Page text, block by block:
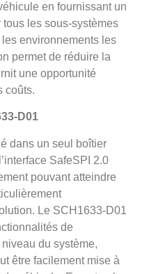
en fournissant un
les sous-systèmes
environnements les
permet de réduire la
une opportunité
coûts.
D01
dans un seul boîtier
SafeSPI 2.0
pouvant atteindre
Le SCH1633-D01
de
du système,
être facilement mise à